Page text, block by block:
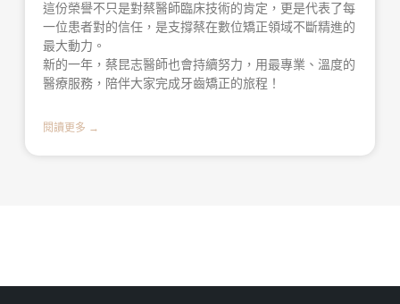
這份榮譽不只是對蔡醫師臨床技術的肯定，更是代表了每
一位患者對的信任，是支撐蔡在數位矯正領域不斷精進的
最大動力。
新的一年，蔡昆志醫師也會持續努力，用最專業、溫度的
醫療服務，陪伴大家完成牙齒矯正的旅程！
閱讀更多 →